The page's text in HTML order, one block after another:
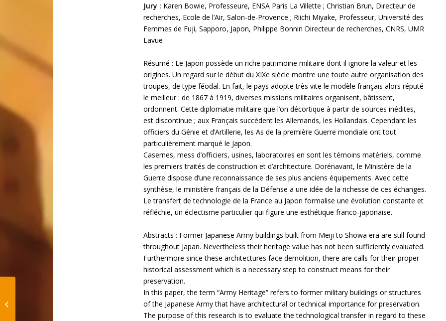
Jury : Karen Bowie, Professeure, ENSA Paris La Villette ; Christian Brun, Directeur de
recherches, Ecole de l’Air, Salon-de-Provence ; Riichi Miyake, Professeur, Université des
Femmes de Fuji, Sapporo, Japon, Philippe Bonnin Directeur de recherches, CNRS, UMR
Lavue
Résumé : Le Japon possède un riche patrimoine militaire dont il ignore la valeur et les
origines. Un regard sur le début du XIXe siècle montre une toute autre organisation des
troupes, de type féodal. En fait, le pays adopte très vite le modèle français alors réputé
le meilleur : de 1867 à 1919, diverses missions militaires organisent, bâtissent,
ordonnent. Cette diplomatie militaire que l’on décortique à partir de sources inédites,
est discontinue ; aux Français succèdent les Allemands, les Hollandais. Cependant les
officiers du Génie et d’Artillerie, les As de la première Guerre mondiale ont tout
particulièrement marqué le Japon.
Casernes, mess d’officiers, usines, laboratoires en sont les témoins matériels, comme
les premiers traités de construction et d’architecture. Dorénavant, le Ministère de la
Guerre dispose d’une reconnaissance de ses plus anciens équipements. Avec cette
synthèse, le ministère français de la Défense a une idée de la richesse de ces échanges.
Le transfert de technologie de la France au Japon formalise une évolution constante et
réfléchie, un éclectisme particulier qui figure une esthétique franco-japonaise.
Abstracts : Former Japanese Army buildings built from Meiji to Showa era are still found
throughout Japan. Nevertheless their heritage value has not been sufficiently evaluated.
Furthermore since these architectures face demolition, there are calls for their proper
historical assessment which is a necessary step to construct means for their
preservation.
In this paper, the term “Army Heritage” refers to former military buildings or structures
of the Japanese Army that have architectural or technical importance for preservation.
The purpose of this research is to evaluate the technological transfer in regard to these